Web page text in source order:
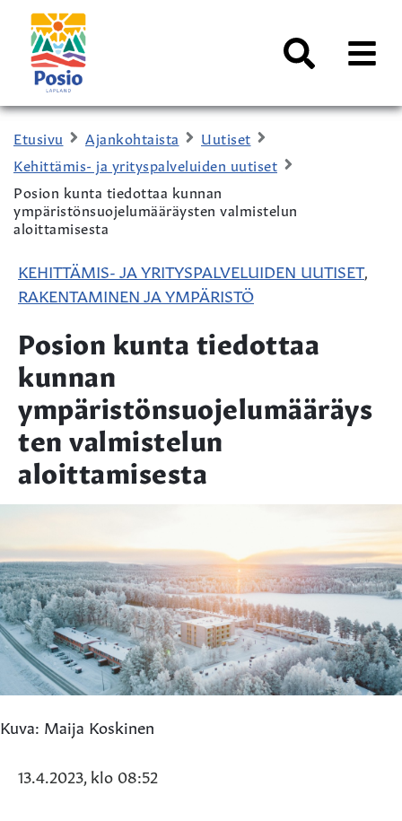
Siirry sisältöön
Kaupungin
logo
AVAA
Etusivu Ajankohtaista
Uutiset
Kehittämis- ja yrityspalveluiden uutiset
Posion kunta tiedottaa kunnan
ympäristönsuojelumääräysten valmistelun
aloittamisesta
KEHITTÄMIS- JA YRITYSPALVELUIDEN UUTISET,
RAKENTAMINEN JA YMPÄRISTÖ
Posion kunta tiedottaa
kunnan
ympäristönsuojelumääräys
ten valmistelun
aloittamisesta
Kuva: Maija Koskinen
13.4.2023, klo 08:52